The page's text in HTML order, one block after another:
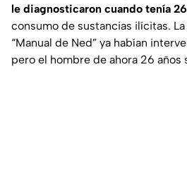
le diagnosticaron cuando tenía
consumo de sustancias ilícitas.
“Manual de Ned” ya habían
pero el hombre de ahora 26 años